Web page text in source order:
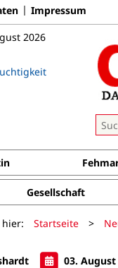
Impressum
2026
Gesellschaft
hier: Startseite >
03. August